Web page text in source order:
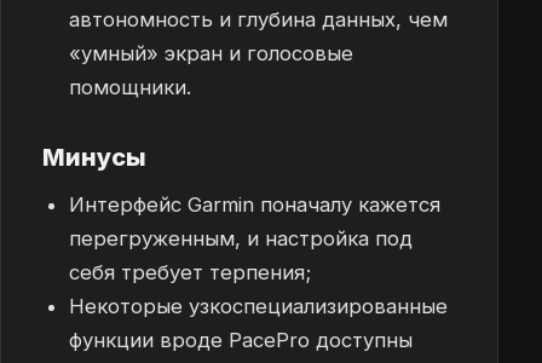
автономность и глубина данных, чем
«умный» экран и голосовые
помощники.
Минусы
Интерфейс Garmin поначалу кажется
перегруженным, и настройка под
себя требует терпения;
Некоторые узкоспециализированные
функции вроде PacePro доступны